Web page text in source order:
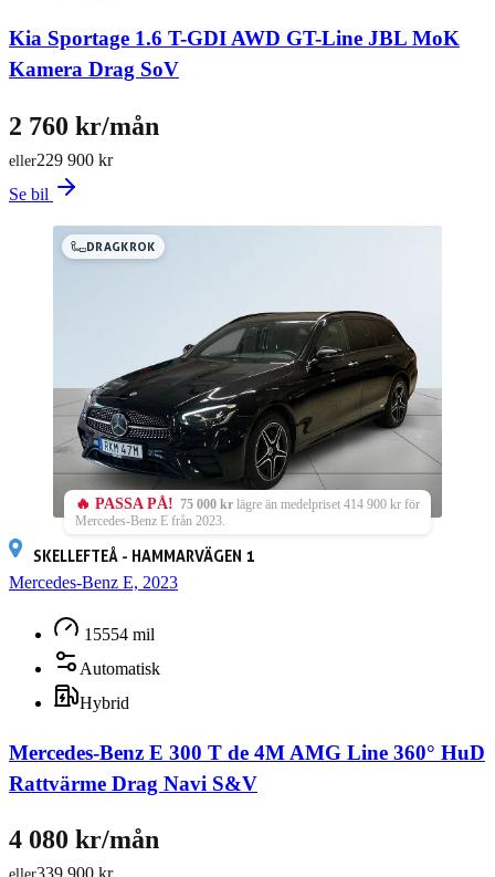
Kia Sportage 1.6 T-GDI AWD GT-Line JBL MoK
Kamera Drag SoV
229 900 kr
eller
2 760 kr/mån
Se bil
DRAGKROK
🔥 PASSA PÅ! 75 000 kr lägre än medelpriset 414 900 kr för
Mercedes-Benz E från 2023.
SKELLEFTEÅ - HAMMARVÄGEN 1
Mercedes-Benz E, 2023
15554 mil
Automatisk
Hybrid
Mercedes-Benz E 300 T de 4M AMG Line 360° HuD
Rattvärme Drag Navi S&V
4 080 kr/mån